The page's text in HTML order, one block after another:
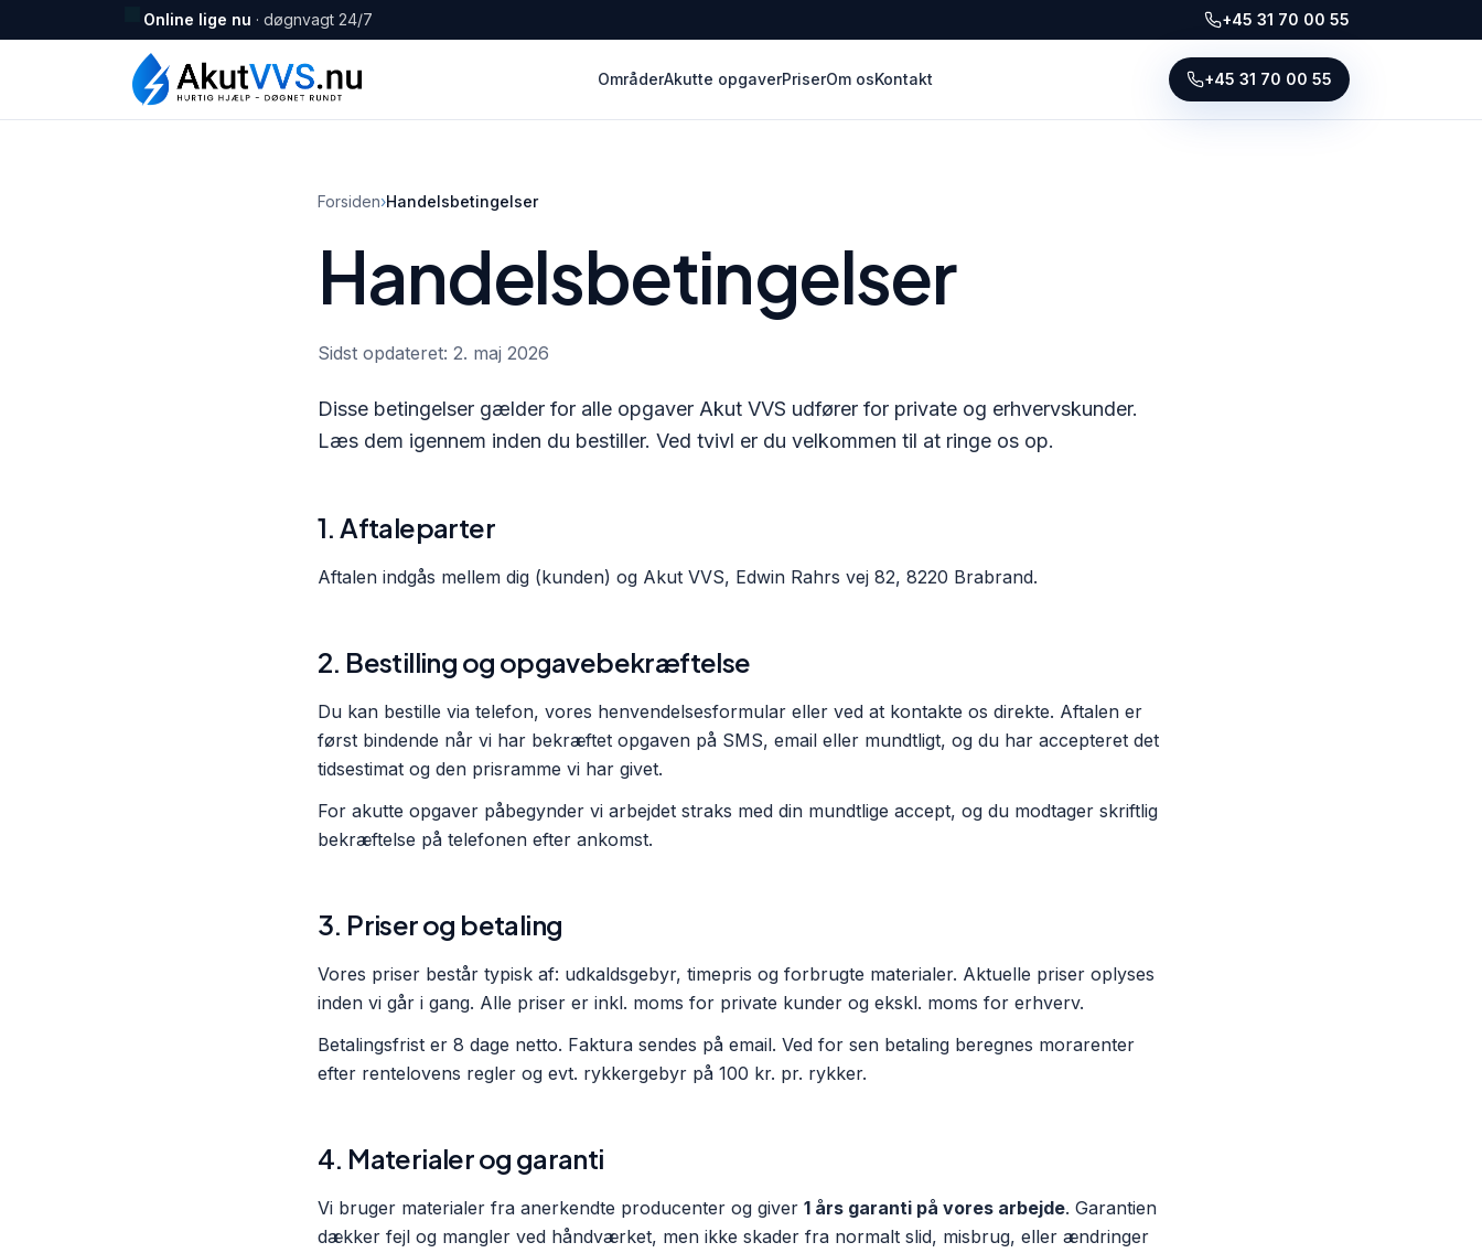
Online lige nu · døgnvagt 24/7 +45 31 70 00 55
OmråderAkutte opgaverPriserOm osKontakt +45 31 70 00 55
Forsiden›Handelsbetingelser
Handelsbetingelser
Sidst opdateret: 2. maj 2026
Disse betingelser gælder for alle opgaver Akut VVS udfører for private og erhvervskunder.
Læs dem igennem inden du bestiller. Ved tvivl er du velkommen til at ringe os op.
1. Aftaleparter
Aftalen indgås mellem dig (kunden) og Akut VVS, Edwin Rahrs vej 82, 8220 Brabrand.
2. Bestilling og opgavebekræftelse
Du kan bestille via telefon, vores henvendelsesformular eller ved at kontakte os direkte. Aftalen er
først bindende når vi har bekræftet opgaven på SMS, email eller mundtligt, og du har accepteret det
tidsestimat og den prisramme vi har givet.
For akutte opgaver påbegynder vi arbejdet straks med din mundtlige accept, og du modtager skriftlig
bekræftelse på telefonen efter ankomst.
3. Priser og betaling
Vores priser består typisk af: udkaldsgebyr, timepris og forbrugte materialer. Aktuelle priser oplyses
inden vi går i gang. Alle priser er inkl. moms for private kunder og ekskl. moms for erhverv.
Betalingsfrist er 8 dage netto. Faktura sendes på email. Ved for sen betaling beregnes morarenter
efter rentelovens regler og evt. rykkergebyr på 100 kr. pr. rykker.
4. Materialer og garanti
Vi bruger materialer fra anerkendte producenter og giver 1 års garanti på vores arbejde. Garantien
dækker fejl og mangler ved håndværket, men ikke skader fra normalt slid, misbrug, eller ændringer